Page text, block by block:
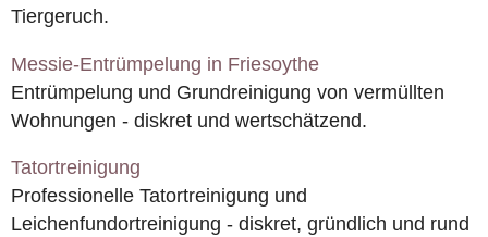
Tiergeruch.
Messie-Entrümpelung in Friesoythe
Entrümpelung und Grundreinigung von vermüllten
Wohnungen - diskret und wertschätzend.
Tatortreinigung
Professionelle Tatortreinigung und
Leichenfundortreinigung - diskret, gründlich und rund